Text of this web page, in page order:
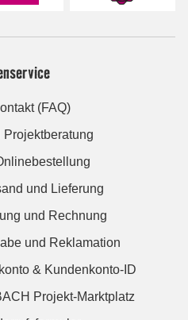
(FAQ)
und Lieferung
und Rechnung
und Reklamation
& Kundenkonto-ID
Projekt-Marktplatz